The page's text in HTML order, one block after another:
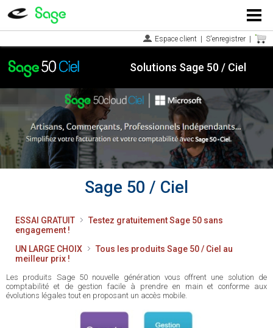
Menu
Espace client S'enregistrer
Solutions Sage 50 / Ciel
Sage 50 / Ciel
ESSAI GRATUIT
Testez gratuitement Sage 50 sans
engagement !
UN LARGE CHOIX
Tous les produits Sage 50 / Ciel au
meilleur prix !
Les produits Sage 50 nouvelle génération vous offrent une solution de
comptabilité et de gestion facile à prendre en main et conforme aux
évolutions légales tout en proposant un accès mobile.